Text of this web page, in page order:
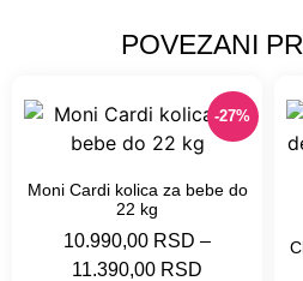
POVEZANI
-27%
Moni Cardi kolica za bebe do
22 kg
10.990,00 RSD –
11.390,00 RSD